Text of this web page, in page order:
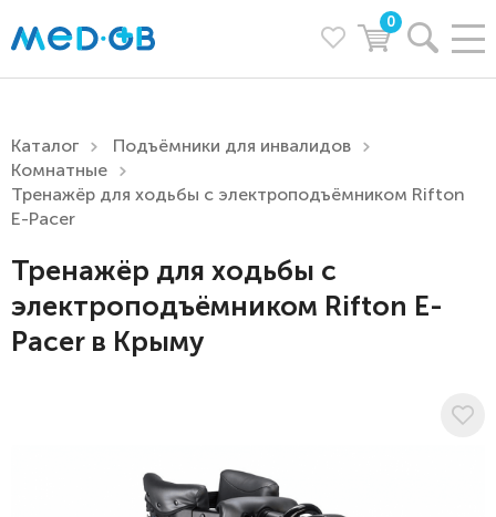
0
Каталог
Подъёмники для инвалидов
Комнатные
Тренажёр для ходьбы с электроподъёмником Rifton
E-Pacer
Тренажёр для ходьбы с
электроподъёмником Rifton E-
Pacer в Крыму